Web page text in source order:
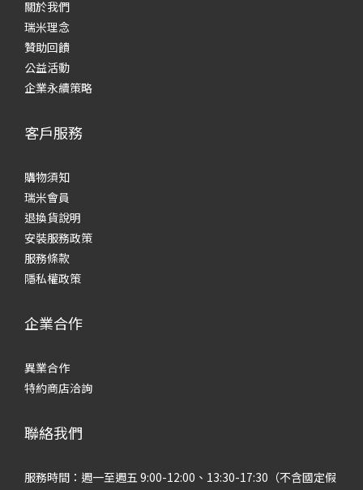
關於我們
瑞米理念
贊助回饋
公益活動
企業永續策略
客戶服務
購物須知
瑞米會員
退換貨說明
安裝服務政策
服務條款
隱私權政策
企業合作
異業合作
特約商店洽詢
聯絡我們
服務時間：週一至週五 9:00-12:00、13:30-17:30（不含國定假